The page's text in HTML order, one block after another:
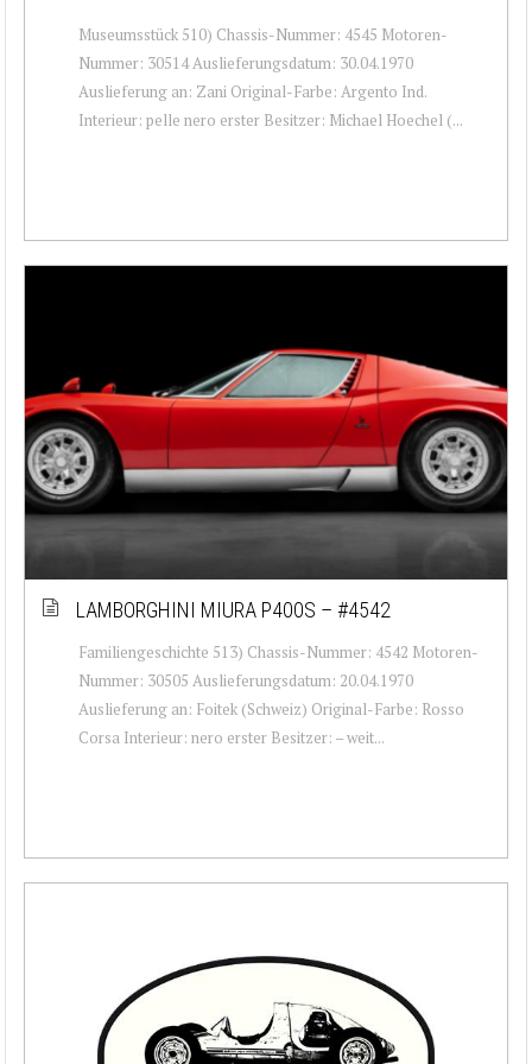
Museumsstück 510) Chassis-Nummer: 4545 Motoren-
Nummer: 30514 Auslieferungsdatum: 30.04.1970
Auslieferung an: Zani Original-Farbe: Argento Ind.
Interieur: pelle nero erster Besitzer: Michael Hoechel (...
LAMBORGHINI MIURA P400S – #4542
Familiengeschichte 513) Chassis-Nummer: 4542 Motoren-
Nummer: 30505 Auslieferungsdatum: 20.04.1970
Auslieferung an: Foitek (Schweiz) Original-Farbe: Rosso
Corsa Interieur: nero erster Besitzer: – weit...